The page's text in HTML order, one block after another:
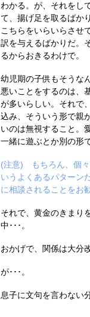
わかる。が、それをし
て、揚げ足を取るばか
こちらをいらいらさせ
訳を与えるばかりだ。
るからおきるわけで。
幼児期の子供もそうな
悪いことをするのは、
が多いらしい。それで
込み、そういう形で親
いのは無視すること。
一緒に遊ぶとか別の形
(注意) もちろん、個々
いうよくあるパターン
に相談されることをお
それで、黄金のきまり
中･･･。
おかげで、関係は大分
が･･･。
息子に文句を言わない